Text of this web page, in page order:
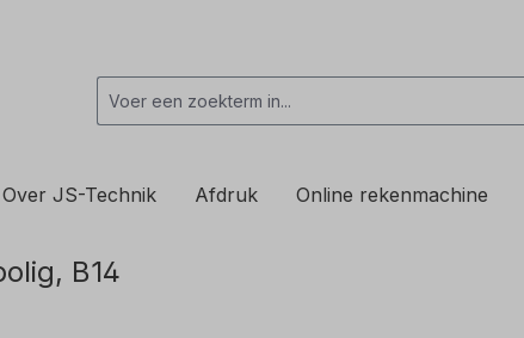
Over JS-Technik Afdruk Online rekenmachine
B14